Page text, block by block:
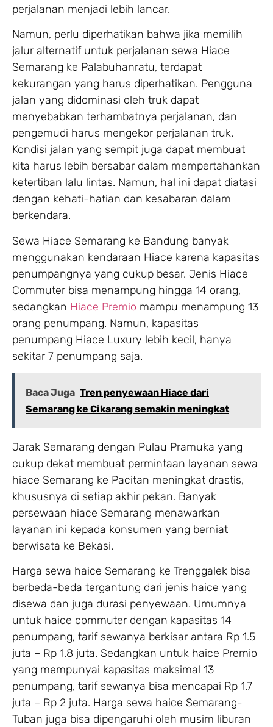
perjalanan menjadi lebih lancar.
Namun, perlu diperhatikan bahwa jika memilih
jalur alternatif untuk perjalanan sewa Hiace
Semarang ke Palabuhanratu, terdapat
kekurangan yang harus diperhatikan. Pengguna
jalan yang didominasi oleh truk dapat
menyebabkan terhambatnya perjalanan, dan
pengemudi harus mengekor perjalanan truk.
Kondisi jalan yang sempit juga dapat membuat
kita harus lebih bersabar dalam mempertahankan
ketertiban lalu lintas. Namun, hal ini dapat diatasi
dengan kehati-hatian dan kesabaran dalam
berkendara.
Sewa Hiace Semarang ke Bandung banyak
menggunakan kendaraan Hiace karena kapasitas
penumpangnya yang cukup besar. Jenis Hiace
Commuter bisa menampung hingga 14 orang,
sedangkan Hiace Premio mampu menampung 13
orang penumpang. Namun, kapasitas
penumpang Hiace Luxury lebih kecil, hanya
sekitar 7 penumpang saja.
Baca Juga Tren penyewaan Hiace dari
Semarang ke Cikarang semakin meningkat
Jarak Semarang dengan Pulau Pramuka yang
cukup dekat membuat permintaan layanan sewa
hiace Semarang ke Pacitan meningkat drastis,
khususnya di setiap akhir pekan. Banyak
persewaan hiace Semarang menawarkan
layanan ini kepada konsumen yang berniat
berwisata ke Bekasi.
Harga sewa haice Semarang ke Trenggalek bisa
berbeda-beda tergantung dari jenis haice yang
disewa dan juga durasi penyewaan. Umumnya
untuk haice commuter dengan kapasitas 14
penumpang, tarif sewanya berkisar antara Rp 1.5
juta – Rp 1.8 juta. Sedangkan untuk haice Premio
yang mempunyai kapasitas maksimal 13
penumpang, tarif sewanya bisa mencapai Rp 1.7
juta – Rp 2 juta. Harga sewa haice Semarang-
Tuban juga bisa dipengaruhi oleh musim liburan